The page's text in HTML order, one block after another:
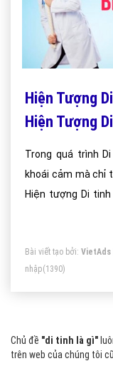
Hiện Tượng
Hiện Tượng
Trong quá trình
khoái cảm mà chỉ
Hiện tượng Di
Bài viết tạo bởi: VietAds
nhập(1390)
Chủ đề "di tinh là gì"
trên web của chúng tôi